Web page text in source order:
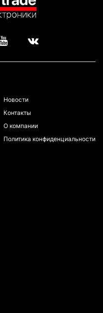
Новости
Контакты
О компании
Политика конфиденциальности